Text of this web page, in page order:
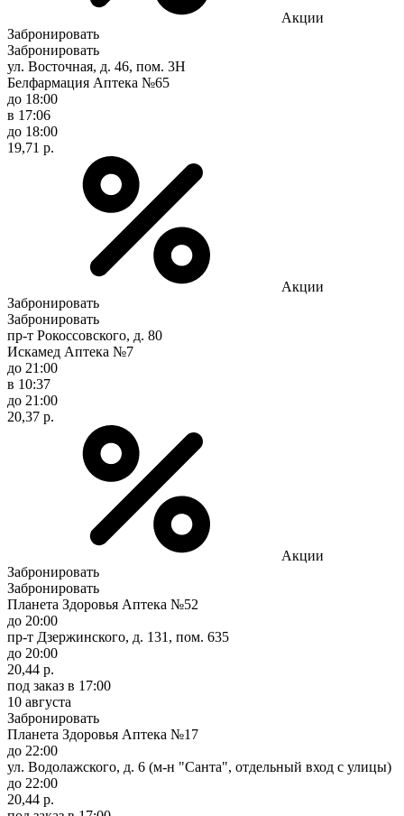
Акции
Забронировать
Забронировать
ул. Восточная, д. 46, пом. 3Н
Белфармация Аптека №65
до 18:00
в 17:06
до 18:00
19,71 р.
Акции
Забронировать
Забронировать
пр-т Рокоссовского, д. 80
Искамед Аптека №7
до 21:00
в 10:37
до 21:00
20,37 р.
Акции
Забронировать
Забронировать
Планета Здоровья Аптека №52
до 20:00
пр-т Дзержинского, д. 131, пом. 635
до 20:00
20,44 р.
под заказ в 17:00
10 августа
Забронировать
Планета Здоровья Аптека №17
до 22:00
ул. Водолажского, д. 6 (м-н "Санта", отдельный вход с улицы)
до 22:00
20,44 р.